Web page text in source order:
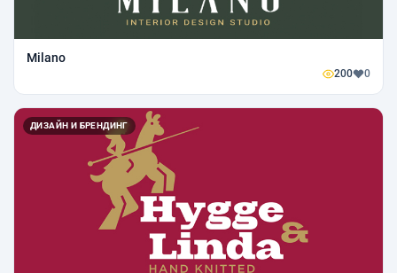
Milano
200 0
ДИЗАЙН И БРЕНДИНГ